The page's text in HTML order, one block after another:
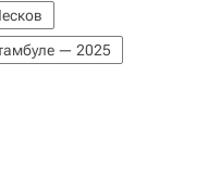
— 2025